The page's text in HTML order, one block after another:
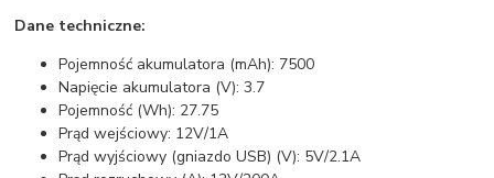
Dane techniczne:
Pojemność akumulatora (mAh): 7500
Napięcie akumulatora (V): 3.7
Pojemność (Wh): 27.75
Prąd wejściowy: 12V/1A
Prąd wyjściowy (gniazdo USB) (V): 5V/2.1A